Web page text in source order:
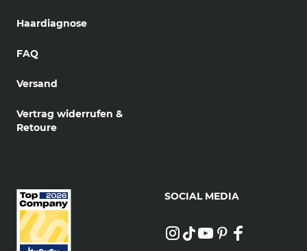
Haardiagnose
FAQ
Versand
Vertrag widerrufen &
Retoure
SOCIAL MEDIA